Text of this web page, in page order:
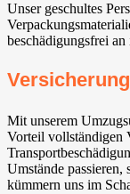
Unser geschultes
beschädigungsfrei
Mit unserem
Vorteil vollständigen
Umstände
kümmern uns im